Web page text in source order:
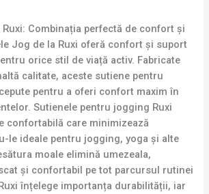
Combinația perfectă de confort și
Jog de la Ruxi oferă confort și suport
orice stil de viață activ. Fabricate
calitate, aceste sutiene pentru
pentru a oferi confort maxim în
Sutienele pentru jogging Ruxi
confortabilă care minimizează
le ideale pentru jogging, yoga și alte
moale elimină umezeala,
și confortabil pe tot parcursul rutinei
înțelege importanța durabilității, iar